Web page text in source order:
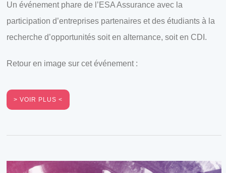
Un événement phare de l’ESA Assurance avec la
participation d’entreprises partenaires et des étudiants à la
recherche d’opportunités soit en alternance, soit en CDI.
Retour en image sur cet événement :
VOIR PLUS